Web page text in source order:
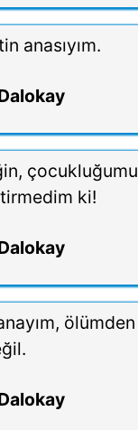
anasıyım.
çocukluğumu
ki!
ölümden